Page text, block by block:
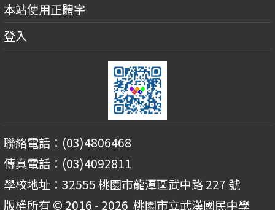
本站使用正體字
登入
聯絡電話：(03)4806468
傳真電話：(03)4092811
學校地址：32555 桃園市龍潭區武中路 227 號
版權所有 © 2016 - 2026 桃園市立武漢國民中學